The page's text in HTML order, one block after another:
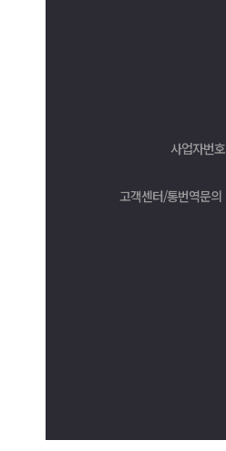
사업자번호
고객센터/통번역문의